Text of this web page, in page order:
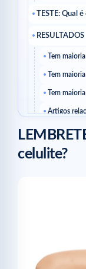
TESTE: Qual
RESULTADOS
Tem
Tem
Tem
Artigos
celulite?